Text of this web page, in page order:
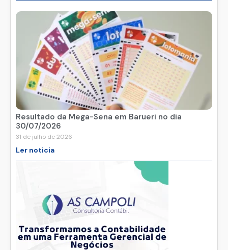
Resultado da Mega-Sena em Barueri no dia
30/07/2026
31 de julho de 2026
Ler noticia